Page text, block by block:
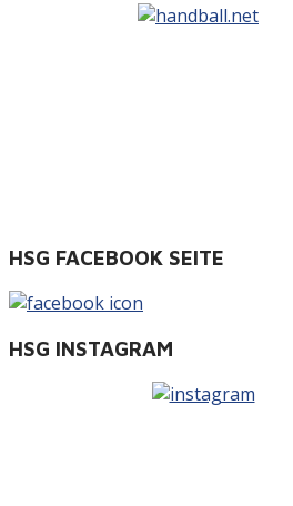
HSG FACEBOOK SEITE
HSG INSTAGRAM